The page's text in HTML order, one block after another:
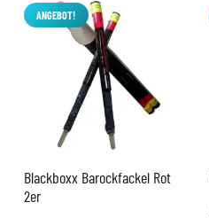
ANGEBOT!
Blackboxx Barockfackel Rot
2er